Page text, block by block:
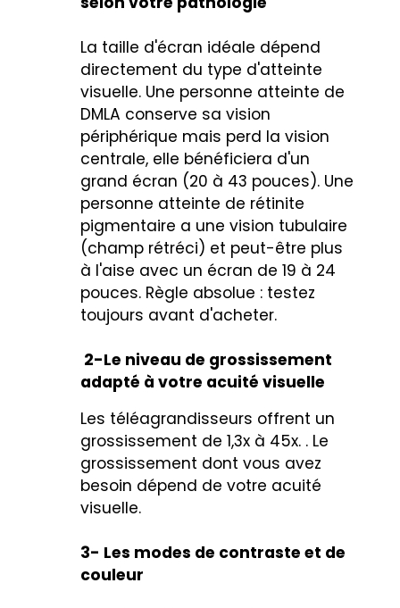
La taille d'écran idéale dépend
directement du type d'atteinte
visuelle. Une personne atteinte de
DMLA conserve sa vision
périphérique mais perd la vision
centrale, elle bénéficiera d'un
grand écran (20 à 43 pouces). Une
personne atteinte de rétinite
pigmentaire a une vision tubulaire
(champ rétréci) et peut-être plus
à l'aise avec un écran de 19 à 24
pouces. Règle absolue : testez
toujours avant d'acheter.
2-Le niveau de grossissement
adapté à votre acuité visuelle
Les téléagrandisseurs offrent un
grossissement de 1,3x à 45x. . Le
grossissement dont vous avez
besoin dépend de votre acuité
visuelle.
3- Les modes de contraste et de
couleur